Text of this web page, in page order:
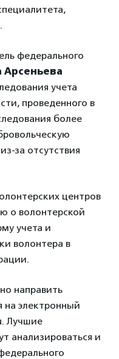
федерального
Арсеньева
учета
проведенного в
более
за отсутствия
центров
о волонтерской
учета и
волонтера в
направить
электронный
Лучшие
анализироваться и